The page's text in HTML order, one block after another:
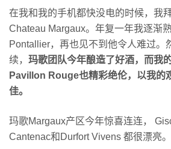
在我和我的手机都快没电的时候，我
Chateau Margaux。年复一年我逐渐
Pontallier，再也见不到他令人难过。
续， 玛歌团队今年酿造了好酒，而我
Pavillon Rouge也精彩绝伦，以我的
佳。
玛歌Margaux产区今年惊喜连连，
Cantenac和Durfort Vivens 都很漂亮。